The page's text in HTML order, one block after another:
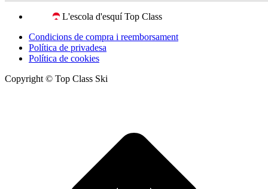
L'escola d'esquí Top Class
Condicions de compra i reemborsament
Política de privadesa
Política de cookies
Copyright © Top Class Ski